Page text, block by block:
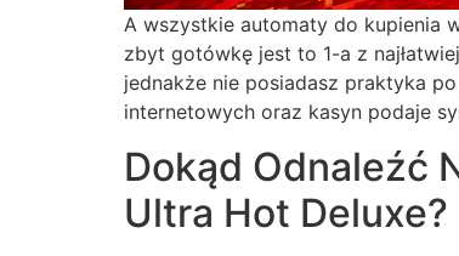
A wszystkie automaty do kupienia
zbyt gotówkę jest to 1-a z
jednakże nie posiadasz praktyka
internetowych oraz kasyn podaje
Dokąd Odnaleźć
Ultra Hot Deluxe?